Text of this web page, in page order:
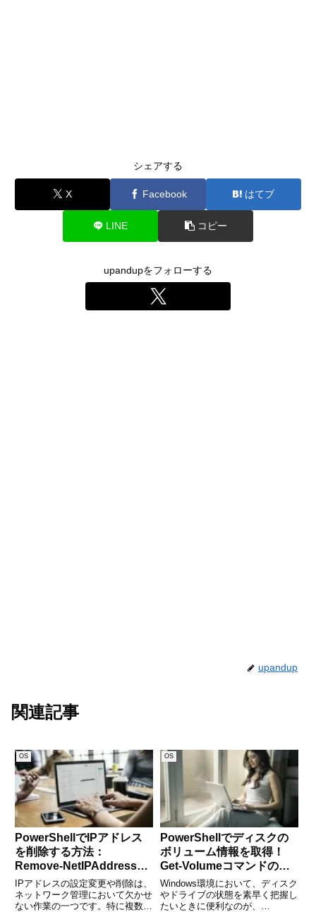
シェアする
X Facebook はてブ
LINE コピー
upandupをフォローする
upandup
関連記事
OS
PowerShellでIPアドレス
を削除する方法：
Remove-NetIPAddressコ
マンドの使い方を徹底解説
IPアドレスの設定変更や削除は、
ネットワーク管理において欠かせ
ない作業の一つです。特に複数の
OS
PowerShellでディスクの
ボリューム情報を取得！
Get-Volumeコマンドの使
い方徹底解説
Windows環境において、ディスク
やドライブの状態を素早く把握し
たいときに便利なのが、